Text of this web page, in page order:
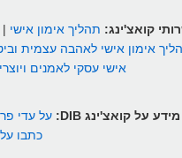
קואצ'ינג: תהליך אימון אישי |
אימון אישי לאהבה עצמית
אישי עסקי לאמנים
מידע על קואצ'ינג DIB: על עדי
כתבו על DIB Coaching בתקשורת